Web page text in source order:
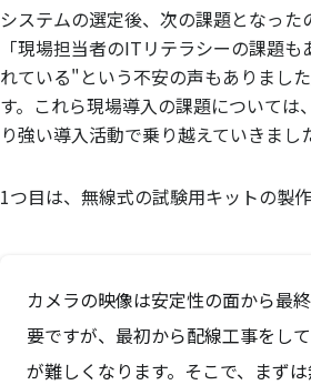
システムの選定後、次の課題となった
「現場担当者のITリテラシーの課題
れている"という不安の声もありまし
す。これら現場導入の課題については
り強い導入活動で乗り越えていきまし
1つ目は、無線式の試験用キットの製作
カメラの映像は安定性の面から最
要ですが、最初から配線工事をし
が難しくなります。そこで、まず